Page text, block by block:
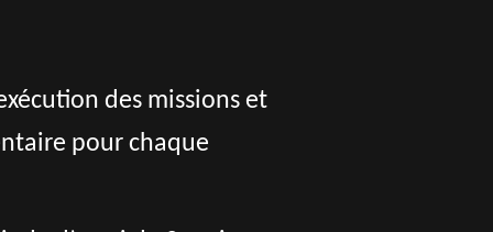
des missions et
pour chaque